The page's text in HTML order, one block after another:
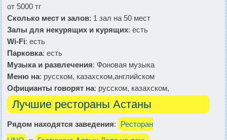
от 5000 тг
Сколько мест и залов: 1 зал на 50 мест
Залы для некурящих и курящих: есть
Wi-Fi: есть
Парковка: есть
Музыка и развлечения: Фоновая музыка
Меню на: русском, казахском,английском
Официанты говорят на: русском, казахском,
Лучшие рестораны Астаны
Рядом находятся заведения:
Ресторан